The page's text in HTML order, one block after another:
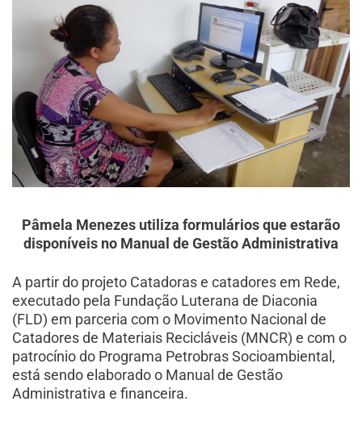
Pâmela Menezes utiliza formulários que estarão
disponíveis no Manual de Gestão Administrativa
A partir do projeto Catadoras e catadores em Rede,
executado pela Fundação Luterana de Diaconia
(FLD) em parceria com o Movimento Nacional de
Catadores de Materiais Recicláveis (MNCR) e com o
patrocínio do Programa Petrobras Socioambiental,
está sendo elaborado o Manual de Gestão
Administrativa e financeira.